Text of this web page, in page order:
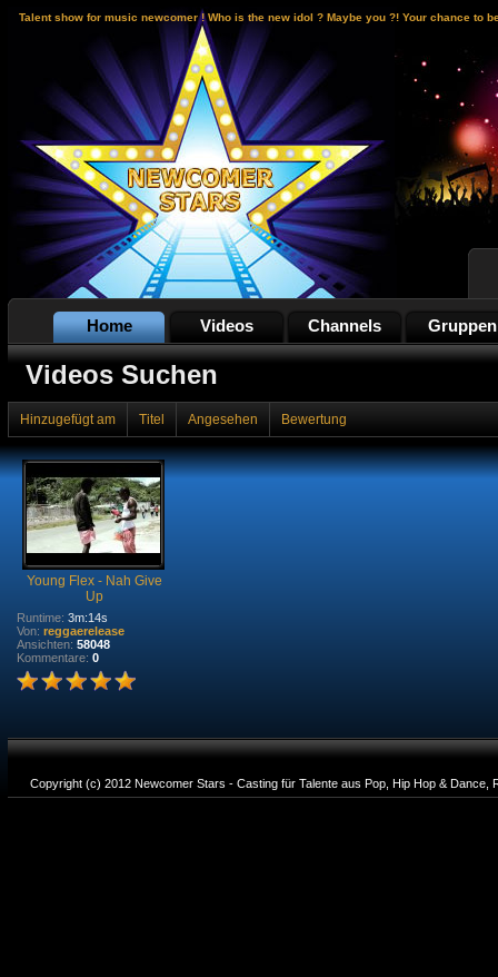
Talent show for music newcomer ! Who is the new idol ? Maybe you ?! Your chance to
Home Videos Channels Gruppen
Videos Suchen
Hinzugefügt am Titel Angesehen Bewertung
Young Flex - Nah Give
Up
Runtime: 3m:14s
Von: reggaerelease
Ansichten: 58048
Kommentare: 0
Copyright (c) 2012 Newcomer Stars - Casting für Talente aus Pop, Hip Hop & Dance,